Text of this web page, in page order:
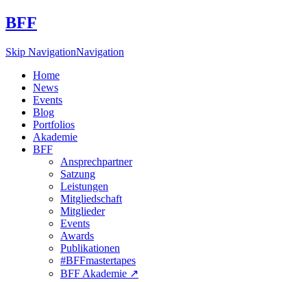
BFF
Skip NavigationNavigation
Home
News
Events
Blog
Portfolios
Akademie
BFF
Ansprechpartner
Satzung
Leistungen
Mitgliedschaft
Mitglieder
Events
Awards
Publikationen
#BFFmastertapes
BFF Akademie ↗︎